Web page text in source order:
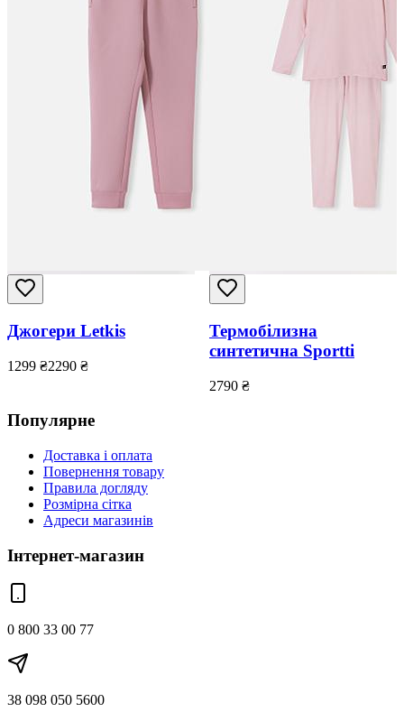
Джогери Letkis
1299 ₴2290 ₴
Термобілизна
синтетична Sportti
2790 ₴
Популярне
Доставка і оплата
Повернення товару
Правила догляду
Розмірна сітка
Адреси магазинів
Інтернет-магазин
0 800 33 00 77
38 098 050 5600